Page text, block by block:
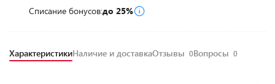
Списание бонусов:до 25%
ХарактеристикиНаличие и доставкаОтзывы 0Вопросы 0